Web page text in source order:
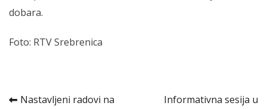
dobara.
Foto: RTV Srebrenica
Kretanje
Nastavljeni radovi na
Informativna sesija u